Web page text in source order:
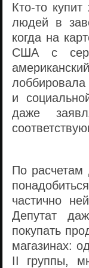
Кто-то
людей в
когда на
США с
лоббировала
и
даже
По расчетам
частично
Депутат
покупать
магазинах:
II группы,